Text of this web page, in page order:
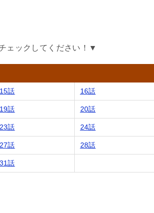
ェックしてください！▼
15話 16話
19話 20話
23話 24話
27話 28話
31話